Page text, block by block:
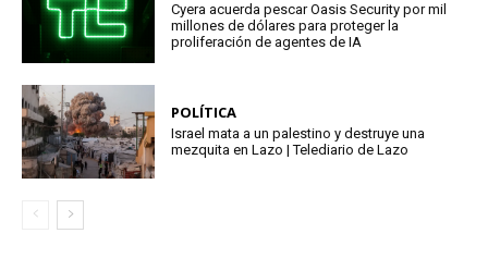
Cyera acuerda pescar Oasis Security por mil
millones de dólares para proteger la
proliferación de agentes de IA
POLÍTICA
Israel mata a un palestino y destruye una
mezquita en Lazo | Telediario de Lazo